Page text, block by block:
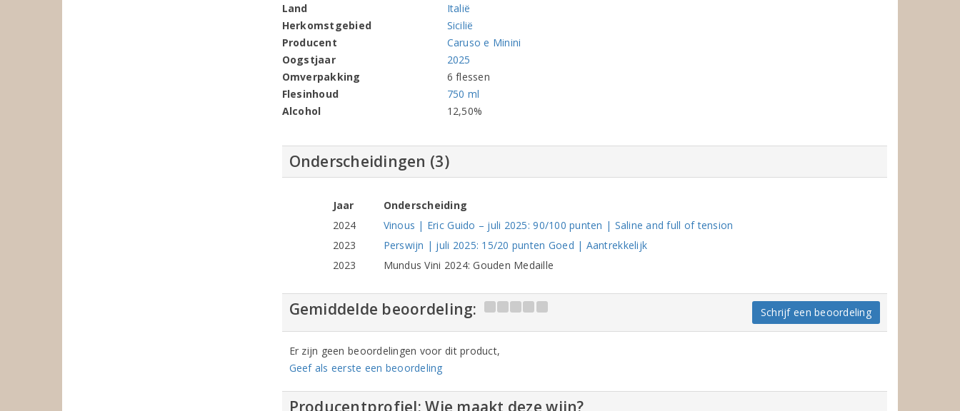
Land
Italië
Herkomstgebied
Sicilië
Producent
Caruso e Minini
Oogstjaar
2025
Omverpakking
6 flessen
Flesinhoud
750 ml
Alcohol
12,50%
Onderscheidingen (3)
Jaar
Onderscheiding
2024
Vinous | Eric Guido – juli 2025: 90/100 punten | Saline and full of tension
2023
Perswijn | juli 2025: 15/20 punten Goed | Aantrekkelijk
2023
Mundus Vini 2024: Gouden Medaille
Gemiddelde beoordeling: Schrijf een beoordeling
Er zijn geen beoordelingen voor dit product,
Geef als eerste een beoordeling
Producentprofiel: Wie maakt deze wijn?